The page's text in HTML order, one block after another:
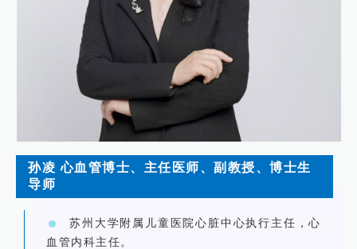
孙凌 心血管博士、主任医师、副教授、博士生
导师
苏州大学附属儿童医院心脏中心执行主任，心
血管内科主任。